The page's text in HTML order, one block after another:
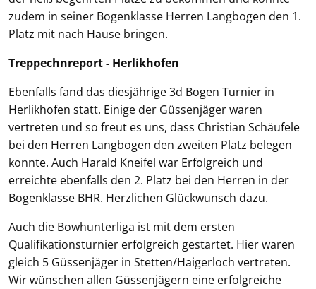
zudem in seiner Bogenklasse Herren Langbogen den 1.
Platz mit nach Hause bringen.
Treppechnreport - Herlikhofen
Ebenfalls fand das diesjährige 3d Bogen Turnier in
Herlikhofen statt. Einige der Güssenjäger waren
vertreten und so freut es uns, dass Christian Schäufele
bei den Herren Langbogen den zweiten Platz belegen
konnte. Auch Harald Kneifel war Erfolgreich und
erreichte ebenfalls den 2. Platz bei den Herren in der
Bogenklasse BHR. Herzlichen Glückwunsch dazu.
Auch die Bowhunterliga ist mit dem ersten
Qualifikationsturnier erfolgreich gestartet. Hier waren
gleich 5 Güssenjäger in Stetten/Haigerloch vertreten.
Wir wünschen allen Güssenjägern eine erfolgreiche